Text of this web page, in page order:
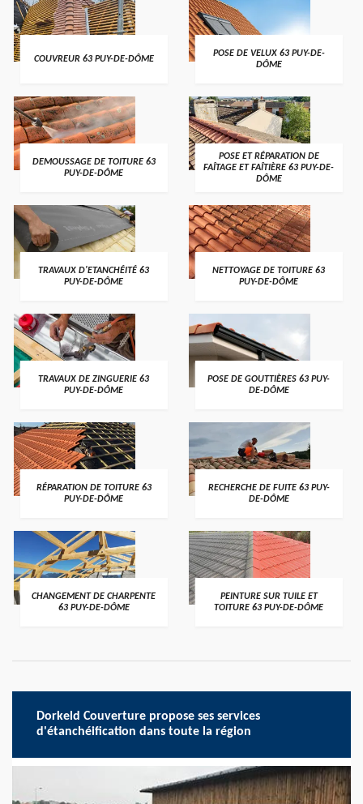
COUVREUR 63 PUY-DE-DÔME
POSE DE VELUX 63 PUY-DE-
DÔME
DEMOUSSAGE DE TOITURE 63
PUY-DE-DÔME
POSE ET RÉPARATION DE
FAÎTAGE ET FAÎTIÈRE 63 PUY-DE-
DÔME
TRAVAUX D'ETANCHÉITÉ 63
PUY-DE-DÔME
NETTOYAGE DE TOITURE 63
PUY-DE-DÔME
TRAVAUX DE ZINGUERIE 63
PUY-DE-DÔME
POSE DE GOUTTIÈRES 63 PUY-
DE-DÔME
RÉPARATION DE TOITURE 63
PUY-DE-DÔME
RECHERCHE DE FUITE 63 PUY-
DE-DÔME
CHANGEMENT DE CHARPENTE
63 PUY-DE-DÔME
PEINTURE SUR TUILE ET
TOITURE 63 PUY-DE-DÔME
Dorkeld Couverture propose ses services
d'étanchéification dans toute la région